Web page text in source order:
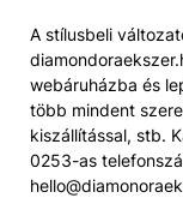
A stílusbeli
webáruházba és
több mindent
kiszállítással, stb.
0253-as